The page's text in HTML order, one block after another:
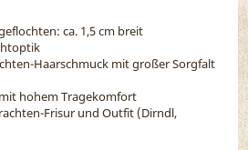
ca. 1,5 cm breit
Haarschmuck mit großer Sorgfalt
hohem Tragekomfort
Frisur und Outfit (Dirndl,